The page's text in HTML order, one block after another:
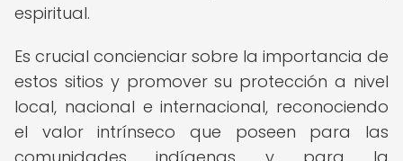
espiritual.
Es crucial concienciar sobre la importancia de
estos sitios y promover su protección a nivel
local, nacional e internacional, reconociendo
el valor intrínseco que poseen para las